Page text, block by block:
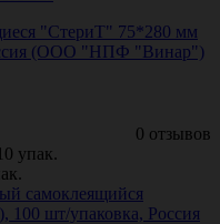
"СтериТ" 75*280 мм
(ООО "НПФ "Винар")
0 отзывов
упак.
самоклеящийся
шт/упаковка, Россия